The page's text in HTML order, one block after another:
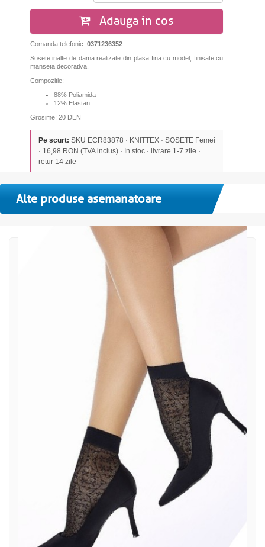
Adauga in cos
Comanda telefonic: 0371236352
Sosete inalte de dama realizate din plasa fina cu model, finisate cu
manseta decorativa.
Compozitie:
88% Poliamida
12% Elastan
Grosime: 20 DEN
Pe scurt: SKU ECR83878 · KNITTEX · SOSETE Femei
· 16,98 RON (TVA inclus) · In stoc · livrare 1-7 zile ·
retur 14 zile
Alte produse asemanatoare